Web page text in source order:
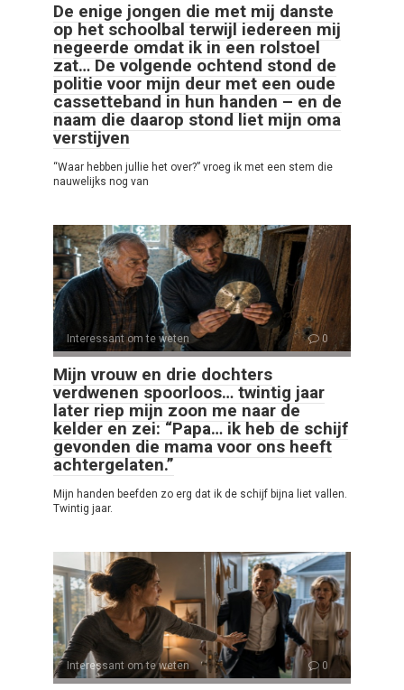
De enige jongen die met mij danste
op het schoolbal terwijl iedereen mij
negeerde omdat ik in een rolstoel
zat… De volgende ochtend stond de
politie voor mijn deur met een oude
cassetteband in hun handen – en de
naam die daarop stond liet mijn oma
verstijven
“Waar hebben jullie het over?” vroeg ik met een stem die
nauwelijks nog van
Interessant om te weten 0
Mijn vrouw en drie dochters
verdwenen spoorloos… twintig jaar
later riep mijn zoon me naar de
kelder en zei: “Papa… ik heb de schijf
gevonden die mama voor ons heeft
achtergelaten.”
Mijn handen beefden zo erg dat ik de schijf bijna liet vallen.
Twintig jaar.
Interessant om te weten 0